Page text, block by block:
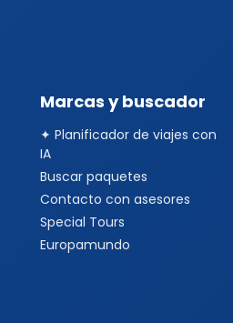
Marcas y buscador
✦ Planificador de viajes con
IA
Buscar paquetes
Contacto con asesores
Special Tours
Europamundo